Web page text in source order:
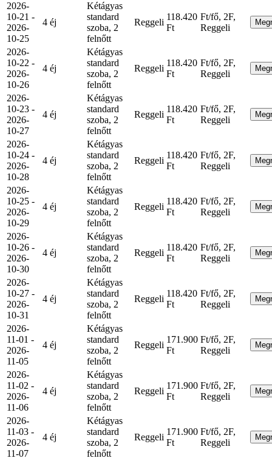
2026-
10-21 -
2026-
10-25
4 éj
Kétágyas
standard
szoba, 2
felnőtt
Reggeli
118.420
Ft
Ft/fő, 2F,
Reggeli
2026-
10-22 -
2026-
10-26
4 éj
Kétágyas
standard
szoba, 2
felnőtt
Reggeli
118.420
Ft
Ft/fő, 2F,
Reggeli
2026-
10-23 -
2026-
10-27
4 éj
Kétágyas
standard
szoba, 2
felnőtt
Reggeli
118.420
Ft
Ft/fő, 2F,
Reggeli
2026-
10-24 -
2026-
10-28
4 éj
Kétágyas
standard
szoba, 2
felnőtt
Reggeli
118.420
Ft
Ft/fő, 2F,
Reggeli
2026-
10-25 -
2026-
10-29
4 éj
Kétágyas
standard
szoba, 2
felnőtt
Reggeli
118.420
Ft
Ft/fő, 2F,
Reggeli
2026-
10-26 -
2026-
10-30
4 éj
Kétágyas
standard
szoba, 2
felnőtt
Reggeli
118.420
Ft
Ft/fő, 2F,
Reggeli
2026-
10-27 -
2026-
10-31
4 éj
Kétágyas
standard
szoba, 2
felnőtt
Reggeli
118.420
Ft
Ft/fő, 2F,
Reggeli
2026-
11-01 -
2026-
11-05
4 éj
Kétágyas
standard
szoba, 2
felnőtt
Reggeli
171.900
Ft
Ft/fő, 2F,
Reggeli
2026-
11-02 -
2026-
11-06
4 éj
Kétágyas
standard
szoba, 2
felnőtt
Reggeli
171.900
Ft
Ft/fő, 2F,
Reggeli
2026-
11-03 -
2026-
11-07
4 éj
Kétágyas
standard
szoba, 2
felnőtt
Reggeli
171.900
Ft
Ft/fő, 2F,
Reggeli